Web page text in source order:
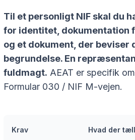
Til et personligt NIF skal du
for identitet, dokumentation
og et dokument, der beviser
begrundelse. En
fuldmagt. AEAT er specifik
Formular 030 / NIF M-vejen.
Krav Hvad der